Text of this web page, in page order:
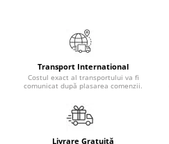
Povesti ilustrate
Povesti - Basme - Legende
Realitatea Augmentata
Religie pentru copii
ScienceConnection
Transport International
Costul exact al transportului va fi
comunicat după plasarea comenzii.
Livrare Gratuită